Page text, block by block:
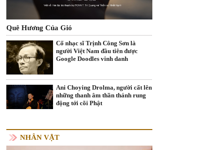
Quê Hương Của Gió
Cố nhạc sĩ Trịnh Công Sơn là
người Việt Nam đầu tiên được
Google Doodles vinh danh
Ani Choying Drolma, người cất lên
những thanh âm thần thánh rung
động tới cõi Phật
NHÂN VẬT